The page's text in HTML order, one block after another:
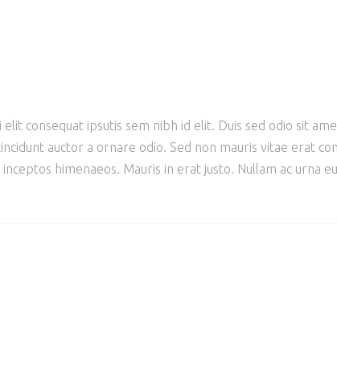
consequat ipsutis sem nibh id elit. Duis sed odio sit
auctor a ornare odio. Sed non mauris vitae erat
himenaeos. Mauris in erat justo. Nullam ac urna